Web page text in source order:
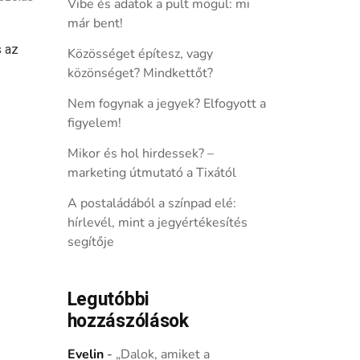
az
Vibe és adatok a pult mögül: mi
már bent!
Közösséget építesz, vagy
közönséget? Mindkettőt?
Nem fogynak a jegyek? Elfogyott a
figyelem!
Mikor és hol hirdessek? –
marketing útmutató a Tixától
A postaládából a színpad elé:
hírlevél, mint a jegyértékesítés
segítője
Legutóbbi
hozzászólások
Evelin- „Dalok, amiket a